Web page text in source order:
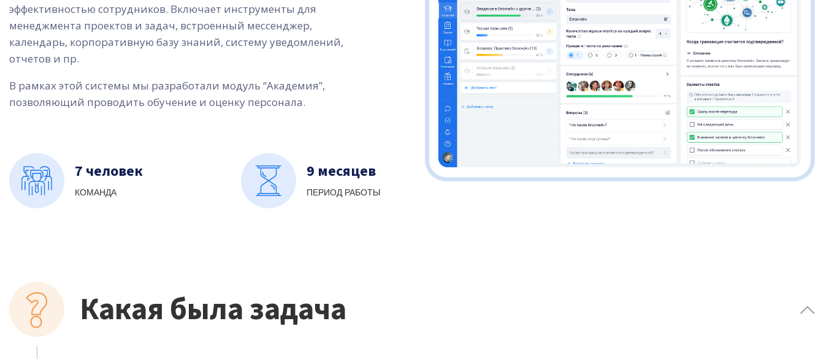
эффективностью сотрудников. Включает инструменты для
менеджмента проектов и задач, встроенный мессенджер,
календарь, корпоративную базу знаний, систему уведомлений,
отчетов и пр.
В рамках этой системы мы разработали модуль “Академия”,
позволяющий проводить обучение и оценку персонала.
7 человек
КОМАНДА
9 месяцев
ПЕРИОД РАБОТЫ
Какая была задача